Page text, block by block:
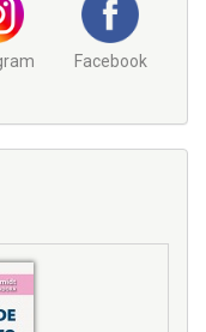
Facebook